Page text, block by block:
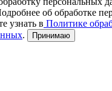
об обработке
узнать в Политике
. Принимаю